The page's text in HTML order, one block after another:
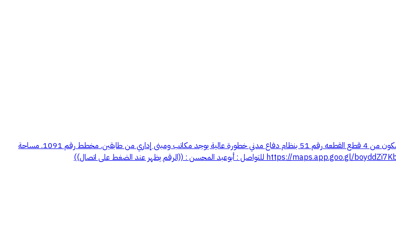
للبيع مصنع قائم على أرض 4,035 متر مصنع على طريق الخرج القديم - صناعية الرفايع. مكون من 4 قطع القطعه رقم 51 بنظام دفاع مدني خطورة عالية يوجد مكاتب ومبنى إداري من طابقين. مخطط رقم 1091. مساحة